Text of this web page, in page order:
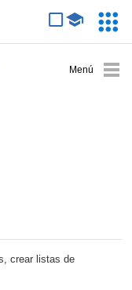
crear listas de